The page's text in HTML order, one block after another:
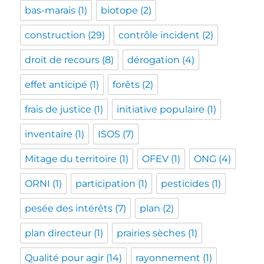
bas-marais (1) biotope (2)
construction (29) contrôle incident (2)
droit de recours (8) dérogation (4)
effet anticipé (1) forêts (2)
frais de justice (1) initiative populaire (1)
inventaire (1) ISOS (7)
Mitage du territoire (1) OFEV (1) ONG (4)
ORNI (1) participation (1) pesticides (1)
pesée des intérêts (7) plan (2)
plan directeur (1) prairies sèches (1)
Qualité pour agir (14) rayonnement (1)